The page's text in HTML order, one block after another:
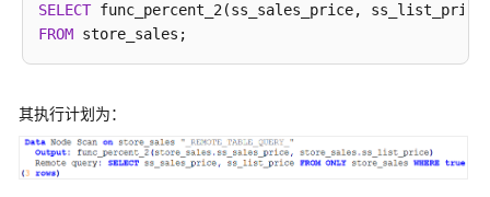
载
识
别
SQL
调
优
SELECT
FROM
其执行计划为：